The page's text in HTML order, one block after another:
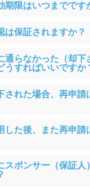
期限はいつまでです
は保証されますか？
通らなかった（却下
うすればいいですか
された場合、再申請
した後、また再申請
スポンサー（保証人